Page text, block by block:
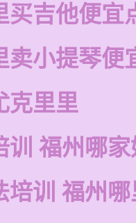
买吉他便宜
卖小提琴便
克里里
训 福州哪
培训 福州